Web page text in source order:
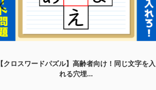
【クロスワードパズル】高齢者向け！同じ文字を入
れる穴埋...